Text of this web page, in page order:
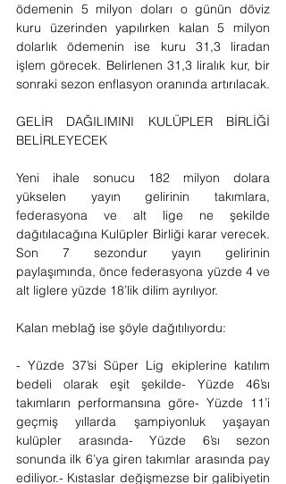
ödemenin 5 milyon doları o günün döviz
kuru üzerinden yapılırken kalan 5 milyon
dolarlık ödemenin ise kuru 31,3 liradan
işlem görecek. Belirlenen 31,3 liralık kur, bir
sonraki sezon enflasyon oranında artırılacak.
GELİR DAĞILIMINI KULÜPLER BİRLİĞİ
BELİRLEYECEK
Yeni ihale sonucu 182 milyon dolara
yükselen yayın gelirinin takımlara,
federasyona ve alt lige ne şekilde
dağıtılacağına Kulüpler Birliği karar verecek.
Son 7 sezondur yayın gelirinin
paylaşımında, önce federasyona yüzde 4 ve
alt liglere yüzde 18’lik dilim ayrılıyor.
Kalan meblağ ise şöyle dağıtılıyordu:
- Yüzde 37’si Süper Lig ekiplerine katılım
bedeli olarak eşit şekilde- Yüzde 46’sı
takımların performansına göre- Yüzde 11’i
geçmiş yıllarda şampiyonluk yaşayan
kulüpler arasında- Yüzde 6’sı sezon
sonunda ilk 6’ya giren takımlar arasında pay
ediliyor.- Kıstaslar değişmezse bir galibiyetin